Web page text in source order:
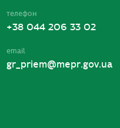
телефон
+38 044 206 33 02
email
gr_priem@mepr.gov.ua